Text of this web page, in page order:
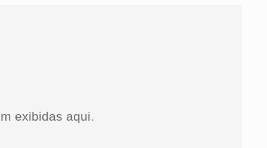
exibidas aqui.